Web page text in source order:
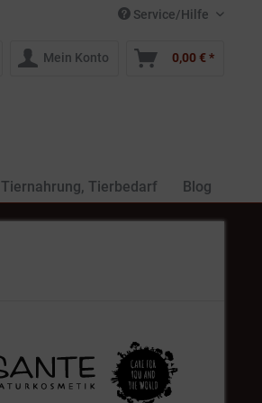
Service/Hilfe
Mein Konto 0,00 € *
Tiernahrung, Tierbedarf Blog